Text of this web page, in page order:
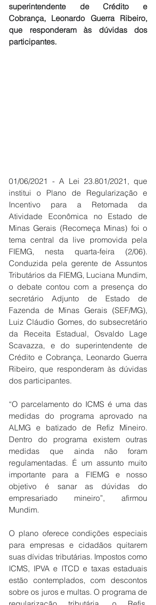
superintendente de Crédito e
Cobrança, Leonardo Guerra Ribeiro,
que responderam às dúvidas dos
participantes.
01/06/2021 - A Lei 23.801/2021, que
institui o Plano de Regularização e
Incentivo para a Retomada da
Atividade Econômica no Estado de
Minas Gerais (Recomeça Minas) foi o
tema central da live promovida pela
FIEMG, nesta quarta-feira (2/06).
Conduzida pela gerente de Assuntos
Tributários da FIEMG, Luciana Mundim,
o debate contou com a presença do
secretário Adjunto de Estado de
Fazenda de Minas Gerais (SEF/MG),
Luiz Cláudio Gomes, do subsecretário
da Receita Estadual, Osvaldo Lage
Scavazza, e do superintendente de
Crédito e Cobrança, Leonardo Guerra
Ribeiro, que responderam às dúvidas
dos participantes.
“O parcelamento do ICMS é uma das
medidas do programa aprovado na
ALMG e batizado de Refiz Mineiro.
Dentro do programa existem outras
medidas que ainda não foram
regulamentadas. É um assunto muito
importante para a FIEMG e nosso
objetivo é sanar as dúvidas do
empresariado mineiro”, afirmou
Mundim.
O plano oferece condições especiais
para empresas e cidadãos quitarem
suas dívidas tributárias. Impostos como
ICMS, IPVA e ITCD e taxas estaduais
estão contemplados, com descontos
sobre os juros e multas. O programa de